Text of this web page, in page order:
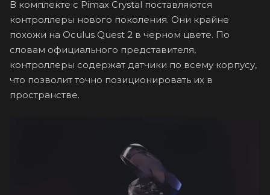
В комплекте с Pimax Crystal поставляются
контроллеры нового поколения. Они крайне
похожи на Oculus Quest 2 в черном цвете. По
словам официального представителя,
контроллеры содержат датчики по всему корпусу,
что позволит точно позиционировать их в
пространстве.